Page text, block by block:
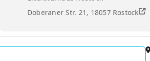
Doberaner Str. 21, 18057 Rostock